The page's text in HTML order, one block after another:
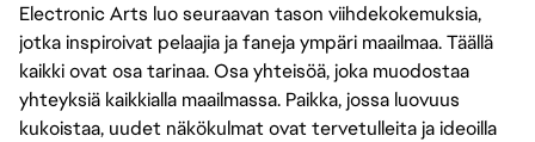
Electronic Arts luo seuraavan tason viihdekokemuksia,
jotka inspiroivat pelaajia ja faneja ympäri maailmaa. Täällä
kaikki ovat osa tarinaa. Osa yhteisöä, joka muodostaa
yhteyksiä kaikkialla maailmassa. Paikka, jossa luovuus
kukoistaa, uudet näkökulmat ovat tervetulleita ja ideoilla